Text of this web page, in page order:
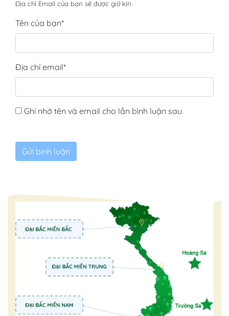
Địa chỉ Email của bạn sẽ được giữ kín.
Tên của bạn*
Địa chỉ email*
Ghi nhớ tên và email cho lần bình luận sau.